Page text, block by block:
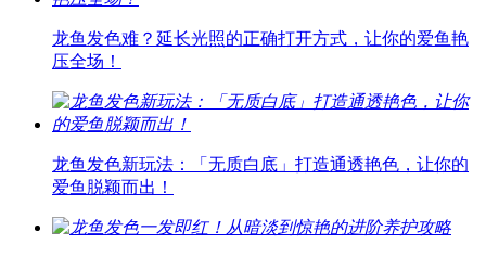
龙鱼发色难？延长光照的正确打开方式，让你的爱鱼艳
压全场！
龙鱼发色新玩法：「无质白底」打造通透艳色，让你的
爱鱼脱颖而出！